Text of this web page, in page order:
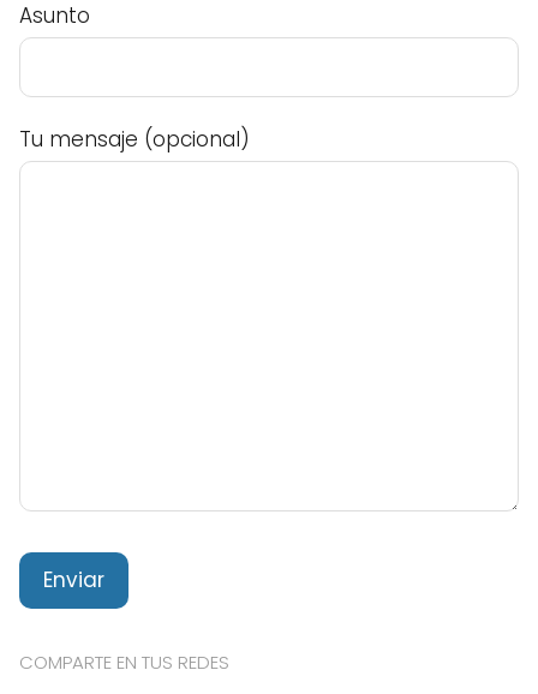
Asunto
Tu mensaje (opcional)
COMPARTE EN TUS REDES